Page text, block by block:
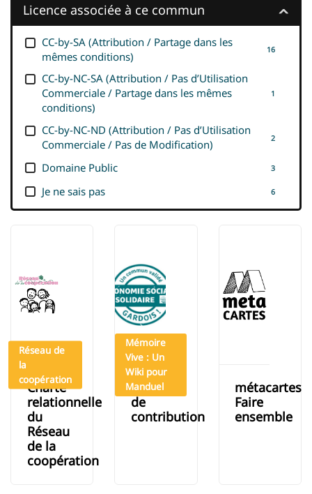
Licence associée à ce commun
CC-by-SA (Attribution / Partage dans les
mêmes conditions)
16
CC-by-NC-SA (Attribution / Pas d’Utilisation
Commerciale / Partage dans les mêmes
conditions)
1
CC-by-NC-ND (Attribution / Pas d’Utilisation
Commerciale / Pas de Modification)
2
Domaine Public 3
Je ne sais pas 6
Charte
relationnelle
du
Réseau
de la
coopération
Réseau de
la
coopération
Charte
de
contribution
Mémoire
Vive : Un
Wiki pour
Manduel
métacartes
Faire
ensemble